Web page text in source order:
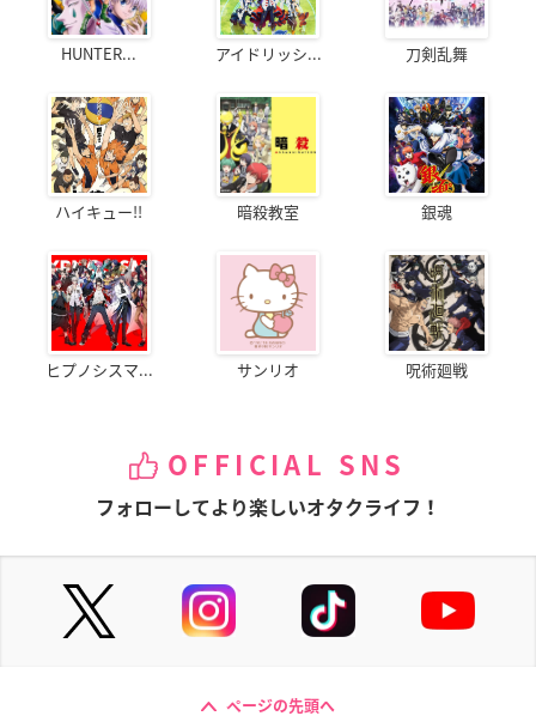
HUNTER... アイドリッシ... 刀剣乱舞
ハイキュー!! 暗殺教室 銀魂
ヒプノシスマ... サンリオ 呪術廻戦
OFFICIAL SNS
フォローしてより楽しいオタクライフ！
ページの先頭へ